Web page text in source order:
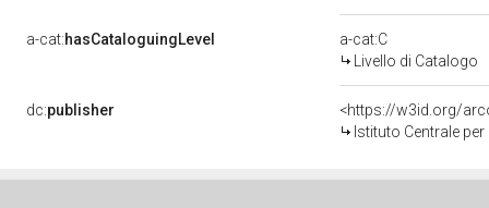
a-cat:hasCataloguingLevel
a-cat:C
Livello di Catalogo
dc:publisher
<https://w3id.org/
Istituto Centrale